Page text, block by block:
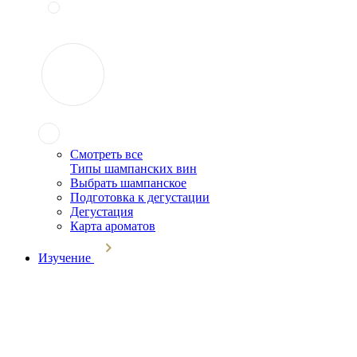
Смотреть все
Типы шампанских вин
Выбрать шампанское
Подготовка к дегустации
Дегустация
Карта ароматов
Изучение